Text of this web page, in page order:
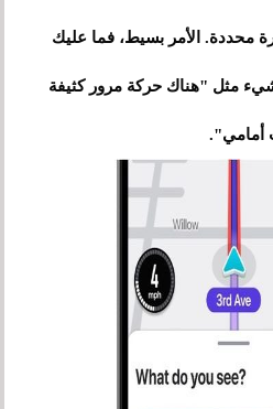
محددة. الأمر بسيط، فما عليك
مثل "هناك حركة مرور كثيفة
أمامي".